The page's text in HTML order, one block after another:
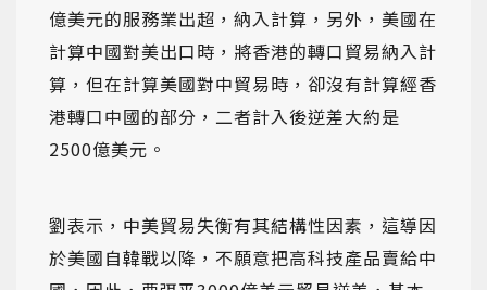
億美元的服務業出超，納入計算，另外，美國在
計算中國對美出口時，將香港的轉口貿易納入計
算，但在計算美國對中貿易時，卻沒有計算經香
港轉口中國的部分，二者計入後逆差大約是
2500億美元。
劉表示，中美貿易失衡有其結構性因素，這導因
於美國自韓戰以降，不願意把高科技產品賣給中